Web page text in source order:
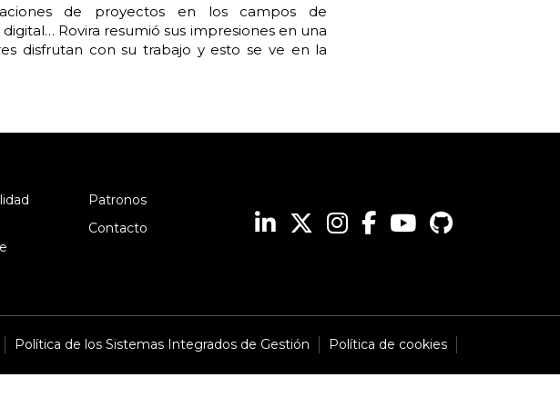
de proyectos en los campos de
Rovira resumió sus impresiones en una
disfrutan con su trabajo y esto se ve en la
Patronos
Contacto
Política de los Sistemas Integrados de Gestión Política de cookies